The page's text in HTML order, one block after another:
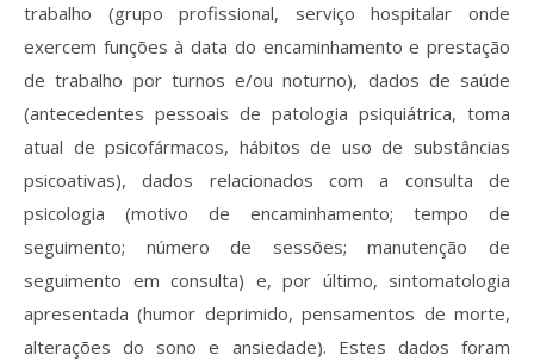
trabalho (grupo profissional, serviço hospitalar onde
exercem funções à data do encaminhamento e prestação
de trabalho por turnos e/ou noturno), dados de saúde
(antecedentes pessoais de patologia psiquiátrica, toma
atual de psicofármacos, hábitos de uso de substâncias
psicoativas), dados relacionados com a consulta de
psicologia (motivo de encaminhamento; tempo de
seguimento; número de sessões; manutenção de
seguimento em consulta) e, por último, sintomatologia
apresentada (humor deprimido, pensamentos de morte,
alterações do sono e ansiedade). Estes dados foram